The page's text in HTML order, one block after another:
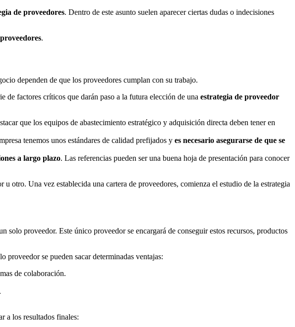
de proveedores. Dentro de este asunto suelen aparecer ciertas dudas o indecisiones
.
dependen de que los proveedores cumplan con su trabajo.
de factores críticos que darán paso a la futura elección de una estrategia de proveedor
que los equipos de abastecimiento estratégico y adquisición directa deben tener en
tenemos unos estándares de calidad prefijados y es necesario asegurarse de que se
a largo plazo. Las referencias pueden ser una buena hoja de presentación para conocer
Una vez establecida una cartera de proveedores, comienza el estudio de la estrategia
solo proveedor. Este único proveedor se encargará de conseguir estos recursos, productos
se pueden sacar determinadas ventajas:
de colaboración.
a los resultados finales: